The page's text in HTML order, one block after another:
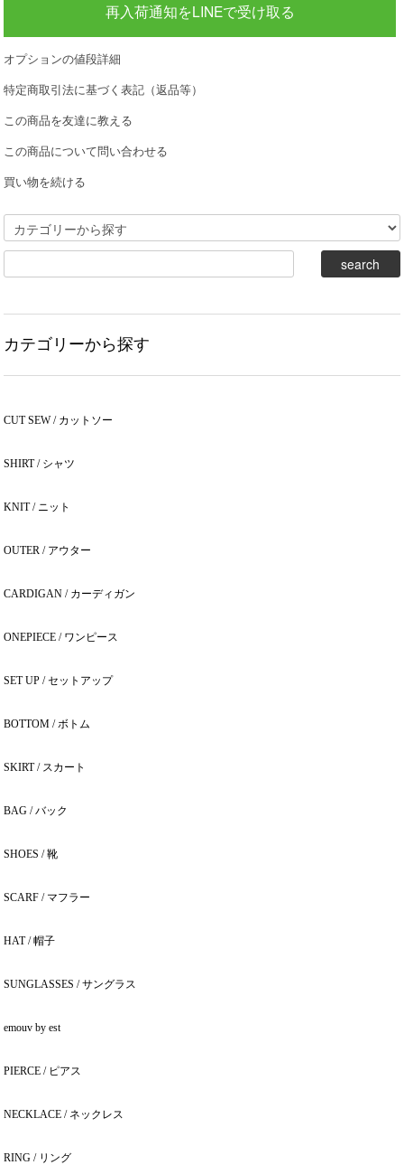
再入荷通知をLINEで受け取る
オプションの値段詳細
特定商取引法に基づく表記（返品等）
この商品を友達に教える
この商品について問い合わせる
買い物を続ける
カテゴリーから探す
CUT SEW / カットソー
SHIRT / シャツ
KNIT / ニット
OUTER / アウター
CARDIGAN / カーディガン
ONEPIECE / ワンピース
SET UP / セットアップ
BOTTOM / ボトム
SKIRT / スカート
BAG / バック
SHOES / 靴
SCARF / マフラー
HAT / 帽子
SUNGLASSES / サングラス
emouv by est
PIERCE / ピアス
NECKLACE / ネックレス
RING / リング